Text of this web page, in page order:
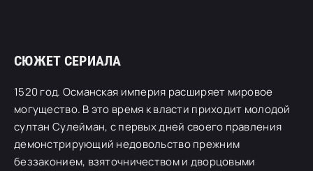
СЮЖЕТ СЕРИАЛА
1520 год. Османская империя расширяет мировое
могущество. В это время к власти приходит молодой
султан Сулейман, с первых дней своего правления
демонстрирующий недовольство прежним
беззаконием, взяточничеством и дворцовыми